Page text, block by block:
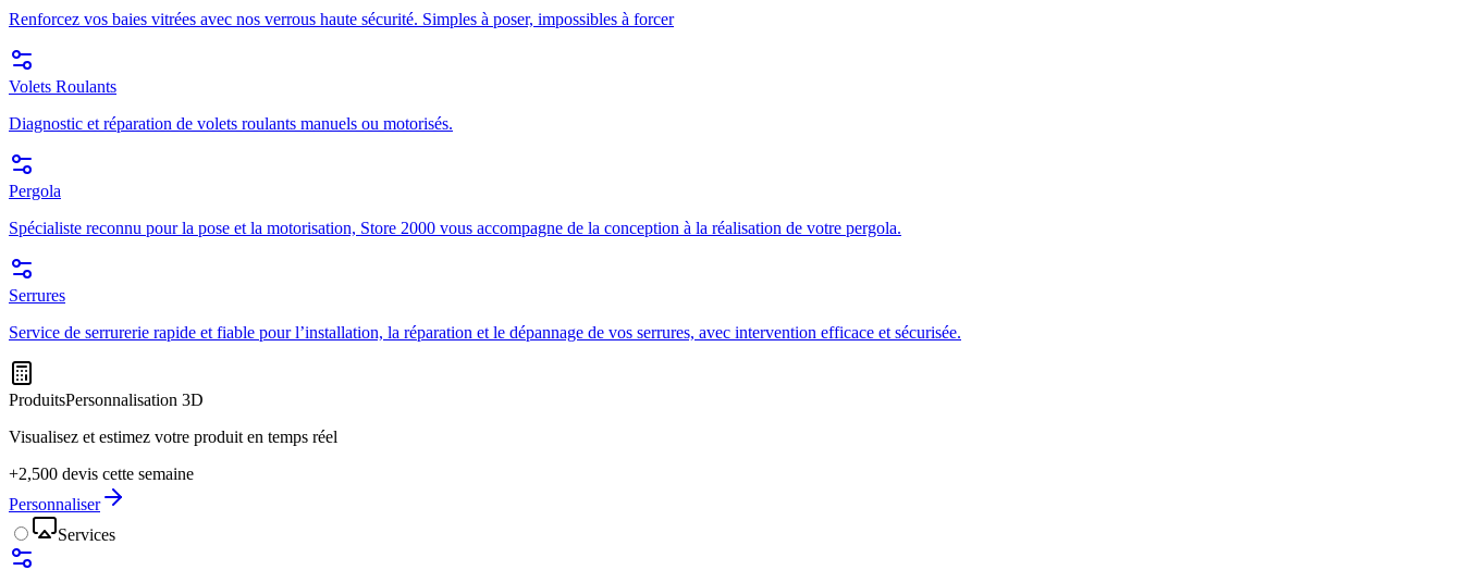
Renforcez vos baies vitrées avec nos verrous haute sécurité. Simples à poser, impossibles à forcer
Volets Roulants
Diagnostic et réparation de volets roulants manuels ou motorisés.
Pergola
Spécialiste reconnu pour la pose et la motorisation, Store 2000 vous accompagne de la conception à la réalisation de votre pergola.
Serrures
Service de serrurerie rapide et fiable pour l’installation, la réparation et le dépannage de vos serrures, avec intervention efficace et sécurisée.
ProduitsPersonnalisation 3D
Visualisez et estimez votre produit en temps réel
+2,500 devis cette semaine
Personnaliser
Services